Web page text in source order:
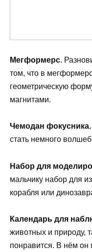
Мегформерс.
том, что в
геометрическую
магнитами.
Чемодан фокусника.
стать немного
Набор для
мальчику набор для
корабля или
Календарь для
животных и природу,
понравится. В нём он